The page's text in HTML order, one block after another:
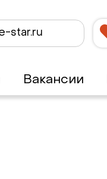
star.ru
Вакансии